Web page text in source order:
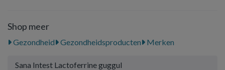
Shop meer
Gezondheid Gezondheidsproducten Merken
Sana Intest Lactoferrine guggul